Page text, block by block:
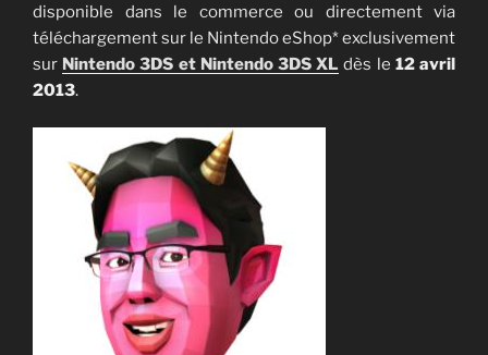
disponible dans le commerce ou directement via
téléchargement sur le Nintendo eShop* exclusivement
sur Nintendo 3DS et Nintendo 3DS XL dès le 12 avril
2013.